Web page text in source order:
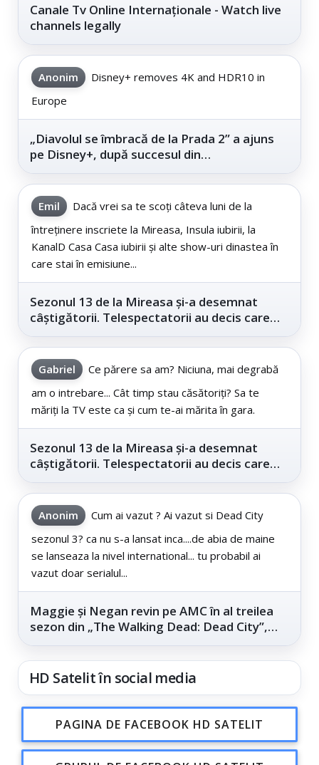
Canale Tv Online Internaționale - Watch live
channels legally
Anonim
Disney+ removes 4K and HDR10 in
Europe
„Diavolul se îmbracă de la Prada 2” a ajuns
pe Disney+, după succesul din
Emil
Dacă vrei sa te scoți câteva luni de la
întreținere inscriete la Mireasa, Insula iubirii, la
KanalD Casa Casa iubirii și alte show-uri dinastea în
care stai în emisiune...
Sezonul 13 de la Mireasa și-a desemnat
câștigătorii. Telespectatorii au decis care
Gabriel
Ce părere sa am? Niciuna, mai degrabă
am o intrebare... Cât timp stau căsătoriți? Sa te
măriți la TV este ca și cum te-ai mărita în gara.
Sezonul 13 de la Mireasa și-a desemnat
câștigătorii. Telespectatorii au decis care
Anonim
Cum ai vazut ? Ai vazut si Dead City
sezonul 3? ca nu s-a lansat inca....de abia de maine
se lanseaza la nivel international... tu probabil ai
vazut doar serialul...
Maggie și Negan revin pe AMC în al treilea
sezon din „The Walking Dead: Dead City”,
HD Satelit în social media
PAGINA DE FACEBOOK HD SATELIT